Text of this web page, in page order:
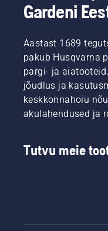
Gardeni
Aastast 1689
pakub Husqvarna
pargi- ja
jõudlus ja
keskkonnahoiu
akulahendused ja
Tutvu meie